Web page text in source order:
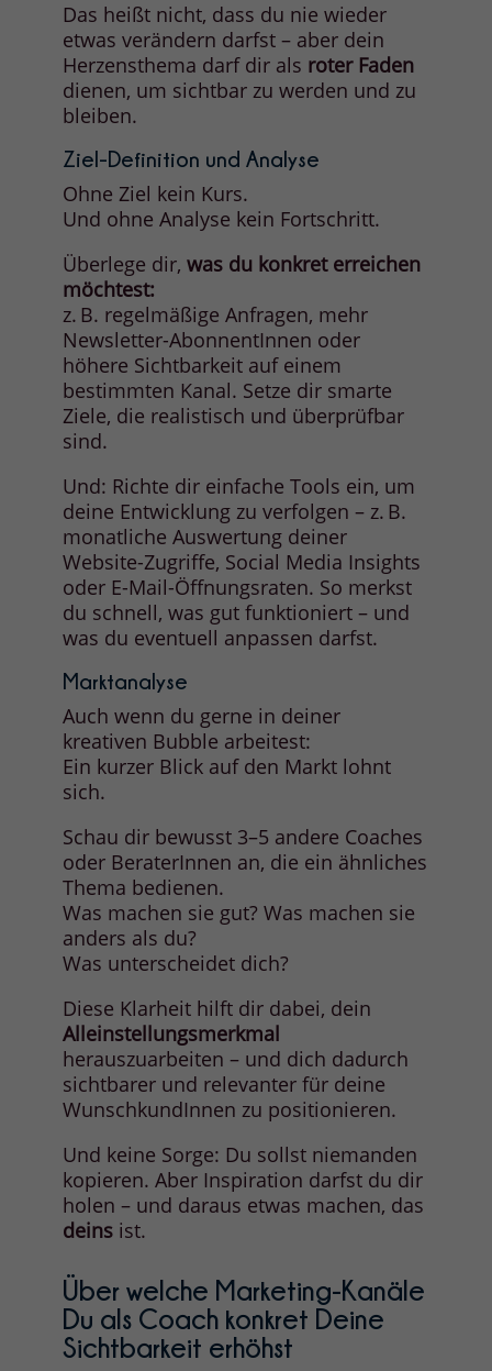
Das heißt nicht, dass du nie wieder
etwas verändern darfst – aber dein
Herzensthema darf dir als roter Faden
dienen, um sichtbar zu werden und zu
bleiben.
Ziel-Definition und Analyse
Ohne Ziel kein Kurs.
Und ohne Analyse kein Fortschritt.
Überlege dir, was du konkret erreichen
möchtest:
z. B. regelmäßige Anfragen, mehr
Newsletter-AbonnentInnen oder
höhere Sichtbarkeit auf einem
bestimmten Kanal. Setze dir smarte
Ziele, die realistisch und überprüfbar
sind.
Und: Richte dir einfache Tools ein, um
deine Entwicklung zu verfolgen – z. B.
monatliche Auswertung deiner
Website-Zugriffe, Social Media Insights
oder E-Mail-Öffnungsraten. So merkst
du schnell, was gut funktioniert – und
was du eventuell anpassen darfst.
Marktanalyse
Auch wenn du gerne in deiner
kreativen Bubble arbeitest:
Ein kurzer Blick auf den Markt lohnt
sich.
Schau dir bewusst 3–5 andere Coaches
oder BeraterInnen an, die ein ähnliches
Thema bedienen.
Was machen sie gut? Was machen sie
anders als du?
Was unterscheidet dich?
Diese Klarheit hilft dir dabei, dein
Alleinstellungsmerkmal
herauszuarbeiten – und dich dadurch
sichtbarer und relevanter für deine
WunschkundInnen zu positionieren.
Und keine Sorge: Du sollst niemanden
kopieren. Aber Inspiration darfst du dir
holen – und daraus etwas machen, das
deinsist.
Über welche Marketing-Kanäle
Du als Coach konkret Deine
Sichtbarkeit erhöhst